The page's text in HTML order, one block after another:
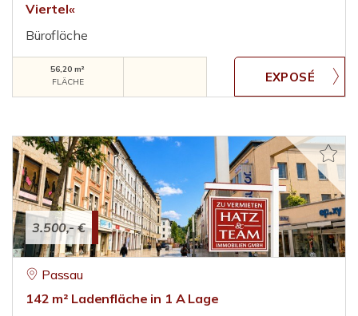
Viertel«
Bürofläche
56,20 m²
FLÄCHE
3.500,- €
Passau
142 m² Ladenfläche in 1 A Lage